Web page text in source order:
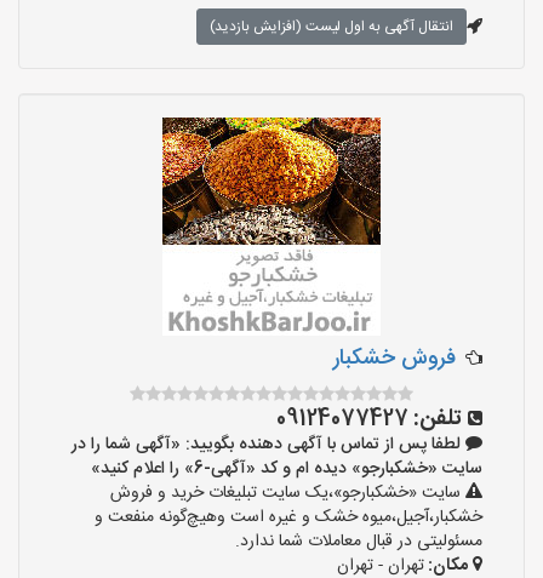
انتقال آگهی به اول لیست (افزایش بازدید)
فروش خشکبار
تلفن: 09124077427
لطفا پس از تماس با آگهی دهنده بگویید: «آگهی شما را در
سایت «خشکبارجو» دیده ام و کد «آگهی-6» را اعلام کنید»
سایت «خشکبارجو»،یک سایت تبلیغات خرید و فروش
خشکبار،آجیل،میوه خشک و غیره است وهیچ‌گونه منفعت و
مسئولیتی در قبال معاملات شما ندارد.
مکان:تهران - تهران